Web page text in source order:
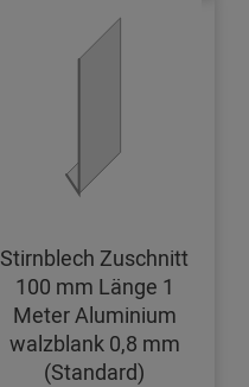
Stirnblech Zuschnitt
100 mm Länge 1
Meter Aluminium
walzblank 0,8 mm
(Standard)